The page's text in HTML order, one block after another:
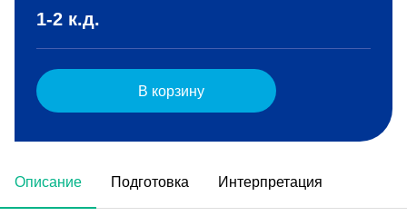
Описание Подготовка Интерпретация
1-2 к.д.
В корзину